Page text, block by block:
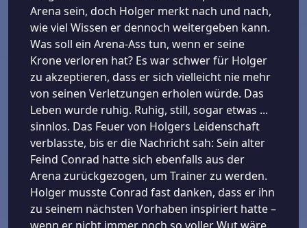
Arena sein, doch Holger merkt nach und nach,
wie viel Wissen er dennoch weitergeben kann.
Was soll ein Arena-Ass tun, wenn er seine
Krone verloren hat? Es war schwer für Holger
zu akzeptieren, dass er sich vielleicht nie mehr
von seinen Verletzungen erholen würde. Das
Leben wurde ruhig. Ruhig, still, sogar etwas ...
sinnlos. Das Feuer von Holgers Leidenschaft
verblasste, bis er die Nachricht sah: Sein alter
Feind Conrad hatte sich ebenfalls aus der
Arena zurückgezogen, um Trainer zu werden.
Holger musste Conrad fast danken, dass er ihn
zu seinem nächsten Vorhaben inspiriert hatte –